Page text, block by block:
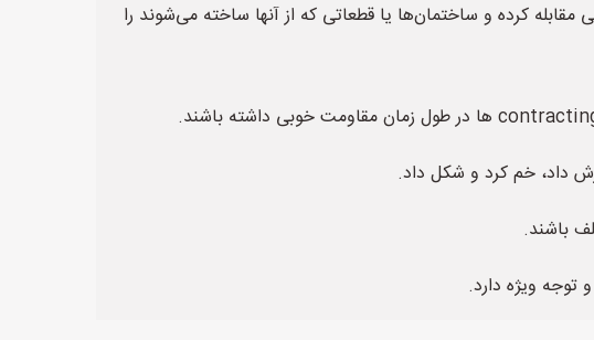
کرده و ساختمان‌ها یا قطعاتی که از آنها ساخته می‌شوند را
داد، خم کرد و شکل داد.
باشند.
ویژه دارد.